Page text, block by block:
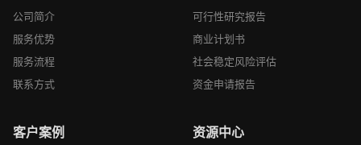
公司简介
服务优势
服务流程
联系方式
可行性研究报告
商业计划书
社会稳定风险评估
资金申请报告
客户案例 资源中心